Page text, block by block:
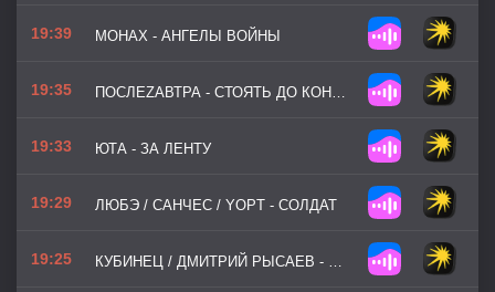
19:39 МОНАХ - АНГЕЛЫ ВОЙНЫ
19:35 ПОСЛЕZАВТРА - СТОЯТЬ ДО КОНЦА
19:33 ЮТА - ЗА ЛЕНТУ
19:29 ЛЮБЭ / САНЧЕС / YOPT - СОЛДАТ
19:25 КУБИНЕЦ / ДМИТРИЙ РЫСАЕВ - ДУШИ ПАЦАНОВ